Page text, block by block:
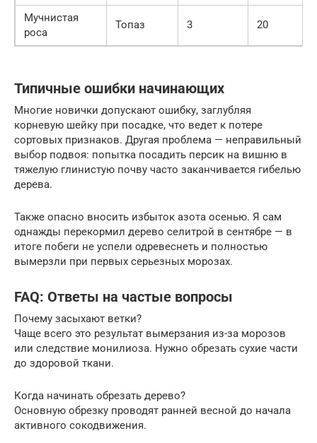
Мучнистая
роса
Топаз 3 20
Типичные ошибки начинающих
Многие новички допускают ошибку, заглубляя
корневую шейку при посадке, что ведет к потере
сортовых признаков. Другая проблема — неправильный
выбор подвоя: попытка посадить персик на вишню в
тяжелую глинистую почву часто заканчивается гибелью
дерева.
Также опасно вносить избыток азота осенью. Я сам
однажды перекормил дерево селитрой в сентябре — в
итоге побеги не успели одревеснеть и полностью
вымерзли при первых серьезных морозах.
FAQ: Ответы на частые вопросы
Почему засыхают ветки?
Чаще всего это результат вымерзания из-за морозов
или следствие монилиоза. Нужно обрезать сухие части
до здоровой ткани.
Когда начинать обрезать дерево?
Основную обрезку проводят ранней весной до начала
активного сокодвижения.